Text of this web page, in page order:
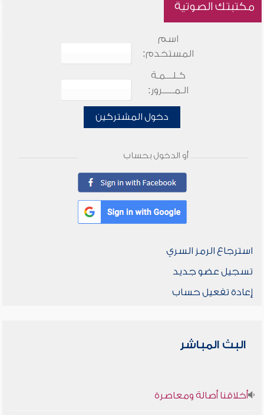
مكتبتك الصوتية
اسم
المستخدم:
كـلـــمـة
الـمـــــرور:
دخول المشتركين
أو الدخول بحساب
استرجاع الرمز السري
تسجيل عضو جديد
إعادة تفعيل حساب
البث المباشر
أخلاقنا أصالة ومعاصرة